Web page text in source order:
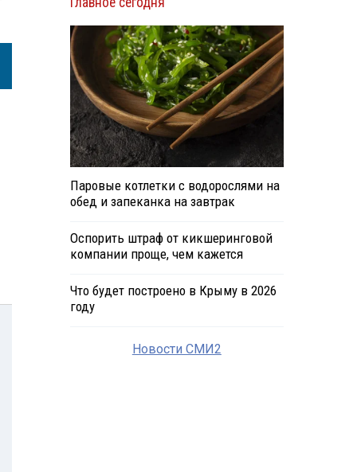
Паровые котлетки с водорослями на
обед и запеканка на завтрак
Оспорить штраф от кикшеринговой
компании проще, чем кажется
Что будет построено в Крыму в 2026
году
Новости СМИ2